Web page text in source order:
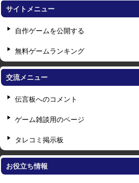
サイトメニュー
自作ゲームを公開する
無料ゲームランキング
交流メニュー
伝言板へのコメント
ゲーム雑談用のページ
タレコミ掲示板
お役立ち情報